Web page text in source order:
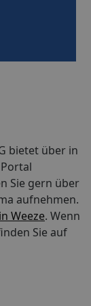
bietet über in
Sie gern über
aufnehmen.
Weeze. Wenn
Sie auf